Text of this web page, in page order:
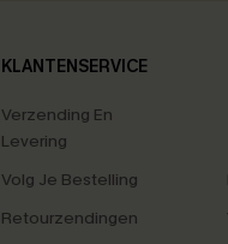
KLANTENSERVICE
Verzending En
Levering
Volg Je Bestelling
Retourzendingen